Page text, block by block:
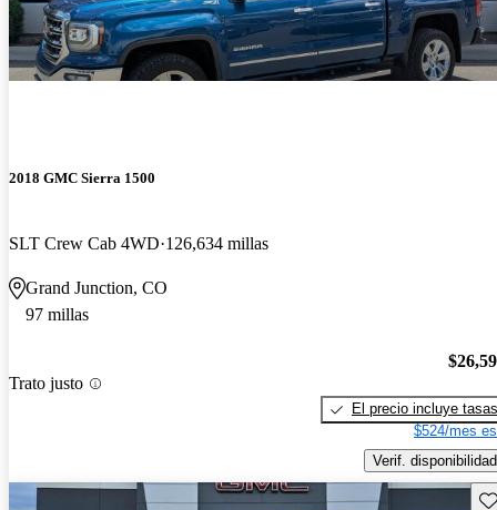
2018 GMC Sierra 1500
SLT Crew Cab 4WD 126,634 millas
Grand Junction, CO
97 millas
Trato justo
El precio incluye tasas
$524/mes
Verif. disponibilidad